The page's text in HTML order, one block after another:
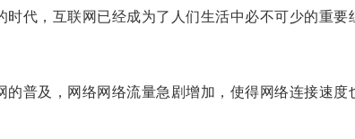
代，互联网已经成为了人们生活中必不可少的重要
及，网络网络流量急剧增加，使得网络连接速度